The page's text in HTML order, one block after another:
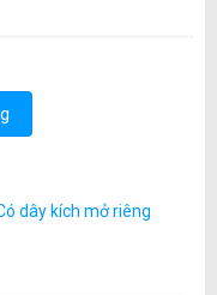
dây kích mở riêng